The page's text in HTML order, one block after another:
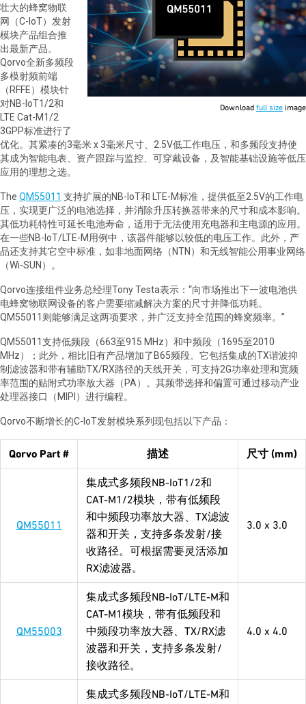
Download full size image
壮大的蜂窝物联
网（C-IoT）发射
模块产品组合推
出最新产品。
Qorvo全新多频段
多模射频前端
（RFFE）模块针
对NB-IoT1/2和
LTE Cat-M1/2
3GPP标准进行了
优化。其紧凑的3毫米 x 3毫米尺寸、2.5V低工作电压，和多频段支持使
其成为智能电表、资产跟踪与监控、可穿戴设备，及智能基础设施等低压
应用的理想之选。
The QM55011 支持扩展的NB-IoT和 LTE-M标准，提供低至2.5V的工作电
压，实现更广泛的电池选择，并消除升压转换器带来的尺寸和成本影响。
其低功耗特性可延长电池寿命，适用于无法使用充电器和主电源的应用。
在一些NB-IoT/LTE-M用例中，该器件能够以较低的电压工作。此外，产
品还支持其它空中标准，如非地面网络（NTN）和无线智能公用事业网络
（Wi-SUN）。
Qorvo连接组件业务总经理Tony Testa表示：“向市场推出下一波电池供
电蜂窝物联网设备的客户需要缩减解决方案的尺寸并降低功耗。
QM55011则能够满足这两项要求，并广泛支持全范围的蜂窝频率。”
QM55011支持低频段（663至915 MHz）和中频段（1695至2010
MHz）；此外，相比旧有产品增加了B65频段。它包括集成的TX谐波抑
制滤波器和带有辅助TX/RX路径的天线开关，可支持2G功率处理和宽频
率范围的贴附式功率放大器（PA）。其频带选择和偏置可通过移动产业
处理器接口（MIPI）进行编程。
Qorvo不断增长的C-IoT发射模块系列现包括以下产品：
Qorvo Part # 描述 尺寸 (mm)
QM55011
集成式多频段NB-IoT1/2和
CAT-M1/2模块，带有低频段
和中频段功率放大器、TX滤波
器和开关，支持多条发射/接
收路径。可根据需要灵活添加
RX滤波器。
3.0 x 3.0
QM55003
集成式多频段NB-IoT/LTE-M和
CAT-M1模块，带有低频段和
中频段功率放大器、TX/RX滤
波器和开关，支持多条发射/
接收路径。
4.0 x 4.0
集成式多频段NB-IoT/LTE-M和